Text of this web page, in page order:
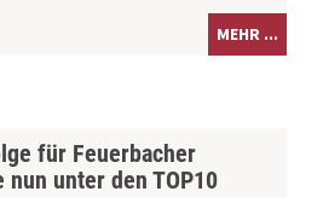
MEHR ...
für Feuerbacher
unter den TOP10